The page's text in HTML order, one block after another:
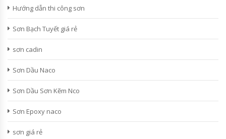
Hướng dẫn thi công sơn
Sơn Bạch Tuyết giá rẻ
sơn cadin
Sơn Dầu Naco
Sơn Dầu Sơn Kẽm Nco
Sơn Epoxy naco
sơn giá rẻ